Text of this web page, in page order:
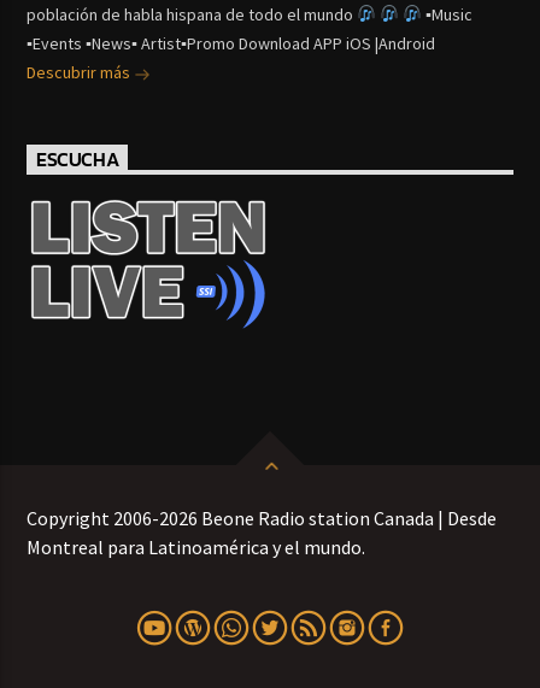
población de habla hispana de todo el mundo
▪Music
▪Events ▪News▪ Artist▪Promo Download APP iOS |Android
Descubrir más
ESCUCHA
Copyright 2006-2026 Beone Radio station Canada | Desde
Montreal para Latinoamérica y el mundo.